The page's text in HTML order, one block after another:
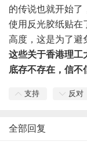
的传说也就开始了
使用反光胶纸贴在
高度，这是为了避
这些关于香港理工
底存不存在，信不
支持 反对
全部回复